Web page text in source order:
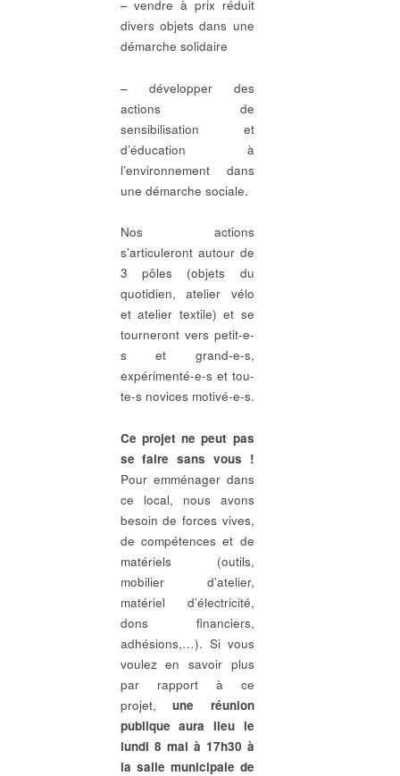
– vendre à prix réduit
divers objets dans une
démarche solidaire
– développer des
actions de
sensibilisation et
d’éducation à
l’environnement dans
une démarche sociale.
Nos actions
s’articuleront autour de
3 pôles (objets du
quotidien, atelier vélo
et atelier textile) et se
tourneront vers petit-e-
s et grand-e-s,
expérimenté-e-s et tou-
te-s novices motivé-e-s.
Ce projet ne peut pas
se faire sans vous !
Pour emménager dans
ce local, nous avons
besoin de forces vives,
de compétences et de
matériels (outils,
mobilier d’atelier,
matériel d’électricité,
dons financiers,
adhésions,…). Si vous
voulez en savoir plus
par rapport à ce
projet,une réunion
publique aura lieu le
lundi 8 mai à 17h30 à
la salle municipale de